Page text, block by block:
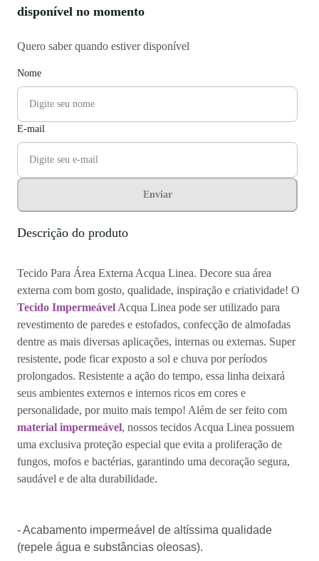
disponível no momento
Quero saber quando estiver disponível
Nome
E-mail
Enviar
Descrição do produto
Tecido Para Área Externa Acqua Linea. Decore sua área
externa com bom gosto, qualidade, inspiração e criatividade! O
Tecido Impermeável Acqua Linea pode ser utilizado para
revestimento de paredes e estofados, confecção de almofadas
dentre as mais diversas aplicações, internas ou externas. Super
resistente, pode ficar exposto a sol e chuva por períodos
prolongados. Resistente a ação do tempo, essa linha deixará
seus ambientes externos e internos ricos em cores e
personalidade, por muito mais tempo! Além de ser feito com
material impermeável, nossos tecidos Acqua Linea possuem
uma exclusiva proteção especial que evita a proliferação de
fungos, mofos e bactérias, garantindo uma decoração segura,
saudável e de alta durabilidade.
- Acabamento impermeável de altíssima qualidade
(repele água e substâncias oleosas).